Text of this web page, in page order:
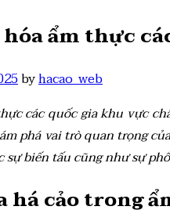
ẩm thực
byhacao_web
các quốc gia khu vực
phá vai trò quan trọng của
sự biến tấu cũng như sự
há cảo trong